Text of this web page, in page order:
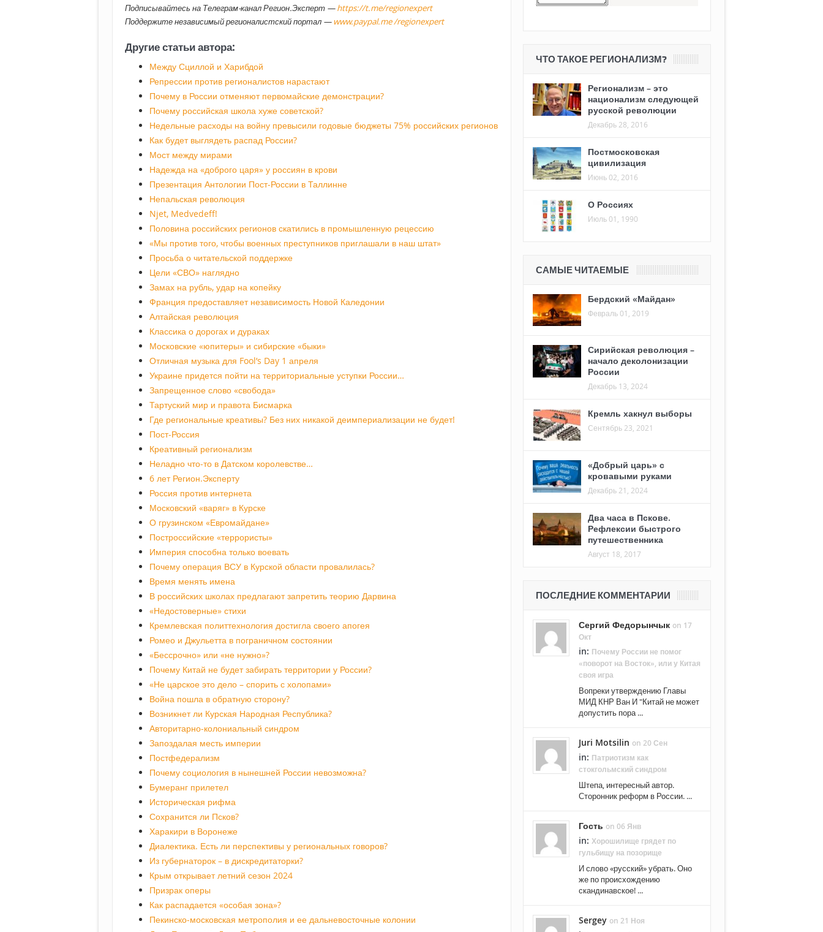
Подписывайтесь на Телеграм-канал Регион.Эксперт —https://t.me/regionexpert
Поддержите независимый регионалистский портал — www.paypal.me /regionexpert
Другие статьи автора:
Между Сциллой и Харибдой
Репрессии против регионалистов нарастают
Почему в России отменяют первомайские демонстрации?
Почему российская школа хуже советской?
Недельные расходы на войну превысили годовые бюджеты 75% российских регионов
Как будет выглядеть распад России?
Мост между мирами
Надежда на «доброго царя» у россиян в крови
Презентация Антологии Пост-России в Таллинне
Непальская революция
Njet, Medvedeff!
Половина российских регионов скатились в промышленную рецессию
«Мы против того, чтобы военных преступников приглашали в наш штат»
Просьба о читательской поддержке
Цели «СВО» наглядно
Замах на рубль, удар на копейку
Франция предоставляет независимость Новой Каледонии
Алтайская революция
Классика о дорогах и дураках
Московские «юпитеры» и сибирские «быки»
Отличная музыка для Fool’s Day 1 апреля
Украине придется пойти на территориальные уступки России…
Запрещенное слово «свобода»
Тартуский мир и правота Бисмарка
Где региональные креативы? Без них никакой деимпериализации не будет!
Пост-Россия
Креативный регионализм
Неладно что-то в Датском королевстве…
6 лет Регион.Эксперту
Россия против интернета
Московский «варяг» в Курске
О грузинском «Евромайдане»
Построссийские «террористы»
Империя способна только воевать
Почему операция ВСУ в Курской области провалилась?
Время менять имена
В российских школах предлагают запретить теорию Дарвина
«Недостоверные» стихи
Кремлевская политтехнология достигла своего апогея
Ромео и Джульетта в пограничном состоянии
«Бессрочно» или «не нужно»?
Почему Китай не будет забирать территории у России?
«Не царское это дело – спорить с холопами»
Война пошла в обратную сторону?
Возникнет ли Курская Народная Республика?
Авторитарно-колониальный синдром
Запоздалая месть империи
Постфедерализм
Почему социология в нынешней России невозможна?
Бумеранг прилетел
Историческая рифма
Сохранится ли Псков?
Харакири в Воронеже
Диалектика. Есть ли перспективы у региональных говоров?
Из губернаторок – в дискредитаторки?
Крым открывает летний сезон 2024
Призрак оперы
Как распадается «особая зона»?
Пекинско-московская метрополия и ее дальневосточные колонии
ЧТО ТАКОЕ РЕГИОНАЛИЗМ?
Регионализм – это
национализм следующей
русской революции
Декабрь 28, 2016
Постмосковская
цивилизация
Июнь 02, 2016
О Россиях
Июль 01, 1990
САМЫЕ ЧИТАЕМЫЕ
Бердский «Майдан»
Февраль 01, 2019
Сирийская революция –
начало деколонизации
России
Декабрь 13, 2024
Кремль хакнул выборы
Сентябрь 23, 2021
«Добрый царь» с
кровавыми руками
Декабрь 21, 2024
Два часа в Пскове.
Рефлексии быстрого
путешественника
Август 18, 2017
ПОСЛЕДНИЕ КОММЕНТАРИИ
Сергий Федорынчык on 17
Окт
in: Почему России не помог
«поворот на Восток», или у Китая
своя игра
Вопреки утверждению Главы
МИД КНР Ван И "Китай не может
допустить пора ...
Juri Motsilin on 20 Сен
in: Патриотизм как
стокгольмский синдром
Штепа, интересный автор.
Сторонник реформ в России. ...
Гость on 06 Янв
in: Хорошилище грядет по
гульбищу на позорище
И слово «русский» убрать. Оно
же по происхождению
скандинавское! ...
Sergey on 21 Ноя